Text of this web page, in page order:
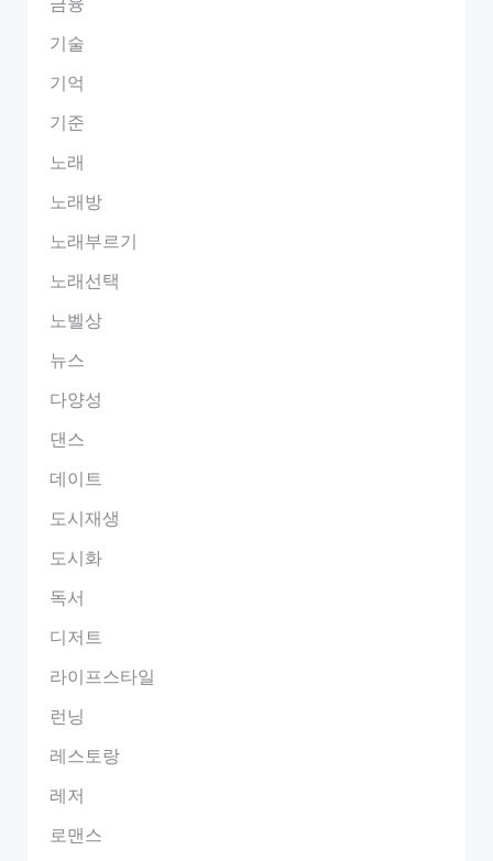
기술
기억
기준
노래
노래방
노래부르기
노래선택
노벨상
뉴스
다양성
댄스
데이트
도시재생
도시화
독서
디저트
라이프스타일
런닝
레스토랑
레저
로맨스